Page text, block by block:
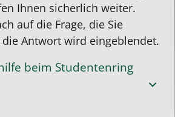
Ihnen sicherlich weiter.
auf die Frage, die Sie
Antwort wird eingeblendet.
beim Studentenring